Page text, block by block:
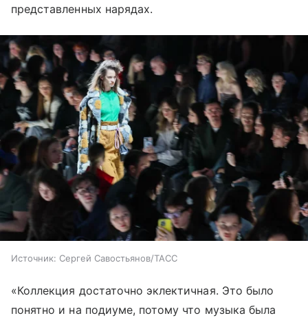
представленных нарядах.
Источник: Сергей Савостьянов/ТАСС
«Коллекция достаточно эклектичная. Это было
понятно и на подиуме, потому что музыка была